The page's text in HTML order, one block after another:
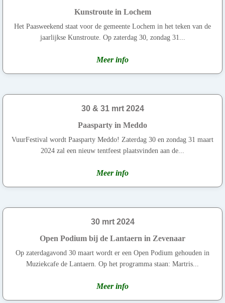
Kunstroute in Lochem
Het Paasweekend staat voor de gemeente Lochem in het teken van de
jaarlijkse Kunstroute. Op zaterdag 30, zondag 31...
Meer info
30 & 31 mrt 2024
Paasparty in Meddo
VuurFestival wordt Paasparty Meddo! Zaterdag 30 en zondag 31 maart
2024 zal een nieuw tentfeest plaatsvinden aan de...
Meer info
30 mrt 2024
Open Podium bij de Lantaern in Zevenaar
Op zaterdagavond 30 maart wordt er een Open Podium gehouden in
Muziekcafe de Lantaern. Op het programma staan: Martris...
Meer info